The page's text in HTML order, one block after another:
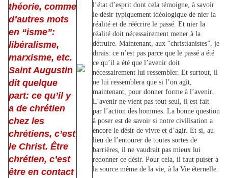
théorie, comme
d’autres mots
en “isme”:
libéralisme,
marxisme, etc.
Saint Augustin
dit quelque
part: ce qu’il y
a de chrétien
chez les
chrétiens, c’est
le Christ. Être
chrétien, c’est
être en contact
l’état d’esprit dont cela témoigne, à savoir
le désir typiquement idéologique de nier la
réalité et de réécrire le passé. Et nier la
réalité doit nécessairement mener à la
détruire. Maintenant, aux “christianistes”, je
dirais: ce n’est pas parce que le passé a été
ce qu’il a été que l’avenir doit
nécessairement lui ressembler. Et surtout, il
ne lui ressemblera que si l’on agit,
maintenant, pour donner forme à l’avenir.
L’avenir ne vient pas tout seul, il est fait
par l’action des hommes. La bonne question
à poser est de savoir si notre civilisation a
encore le désir de vivre et d’agir. Et si, au
lieu de l’entourer de toutes sortes de
barrières, il ne vaudrait pas mieux lui
redonner ce désir. Pour cela, il faut puiser à
la source même de la vie, à la Vie éternelle.